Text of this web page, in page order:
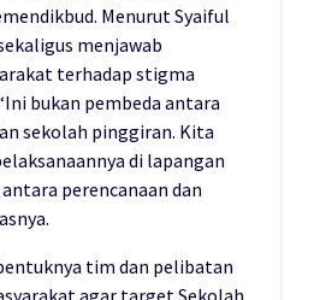
Menurut Syaiful
menjawab
terhadap stigma
bukan pembeda antara
sekolah pinggiran. Kita
di lapangan
perencanaan dan
tim dan pelibatan
agar target Sekolah